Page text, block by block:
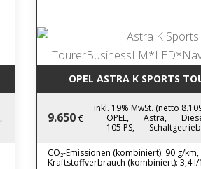
BENZ GLK 220 CDI BLUEEFFI NAVI*LEDER*TEMP*SHZ*AHK*
OPEL ASTRA K SPORTS
9.650 €
inkl. 19% MwSt. (netto
OPEL,
Astra,
105 PS,
CO₂-Emissionen (kombiniert): 90 g/km,
Kraftstoffverbrauch (kombiniert): 3,4 l/